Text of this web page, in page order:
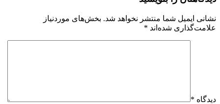
نشانی ایمیل شما منتشر نخواهد شد. بخش‌های موردنیاز
علامت‌گذاری شده‌اند *
دیدگاه *